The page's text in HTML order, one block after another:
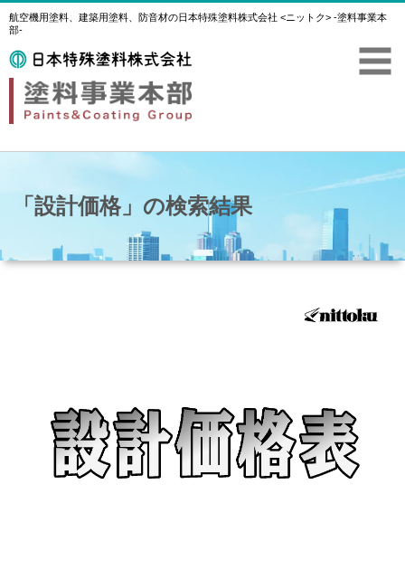
航空機用塗料、建築用塗料、防音材の日本特殊塗料株式会社 <ニットク> -塗料事業本
部-
「設計価格」の検索結果